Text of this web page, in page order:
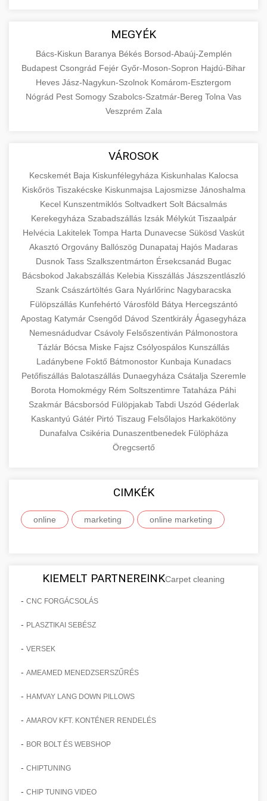
MEGYÉK
Bács-Kiskun Baranya Békés Borsod-Abaúj-Zemplén
Budapest Csongrád Fejér Győr-Moson-Sopron Hajdú-Bihar
Heves Jász-Nagykun-Szolnok Komárom-Esztergom
Nógrád Pest Somogy Szabolcs-Szatmár-Bereg Tolna Vas
Veszprém Zala
VÁROSOK
Kecskemét Baja Kiskunfélegyháza Kiskunhalas Kalocsa
Kiskőrös Tiszakécske Kiskunmajsa Lajosmizse Jánoshalma
Kecel Kunszentmiklós Soltvadkert Solt Bácsalmás
Kerekegyháza Szabadszállás Izsák Mélykút Tiszaalpár
Helvécia Lakitelek Tompa Harta Dunavecse Sükösd Vaskút
Akasztó Orgovány Ballószög Dunapataj Hajós Madaras
Dusnok Tass Szalkszentmárton Érsekcsanád Bugac
Bácsbokod Jakabszállás Kelebia Kisszállás Jászszentlászló
Szank Császártöltés Gara Nyárlőrinc Nagybaracska
Fülöpszállás Kunfehértó Városföld Bátya Hercegszántó
Apostag Katymár Csengőd Dávod Szentkirály Ágasegyháza
Nemesnádudvar Csávoly Felsőszentiván Pálmonostora
Tázlár Bócsa Miske Fajsz Csólyospálos Kunszállás
Ladánybene Foktő Bátmonostor Kunbaja Kunadacs
Petőfiszállás Balotaszállás Dunaegyháza Csátalja Szeremle
Borota Homokmégy Rém Soltszentimre Tataháza Páhi
Szakmár Bácsborsód Fülöpjakab Tabdi Uszód Géderlak
Kaskantyú Gátér Pirtó Tiszaug Felsőlajos Harkakötöny
Dunafalva Csikéria Dunaszentbenedek Fülöpháza
Öregcsertő
CIMKÉK
online marketing online marketing
KIEMELT PARTNEREINKCarpet cleaning
- CNC FORGÁCSOLÁS
- PLASZTIKAI SEBÉSZ
- VERSEK
- AMEAMED MENEDZSERSZŰRÉS
- HAMVAY LANG DOWN PILLOWS
- AMAROV KFT. KONTÉNER RENDELÉS
- BOR BOLT ÉS WEBSHOP
- CHIPTUNING
- CHIP TUNING VIDEO